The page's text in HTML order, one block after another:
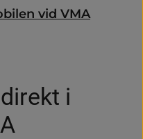
vid VMA
i